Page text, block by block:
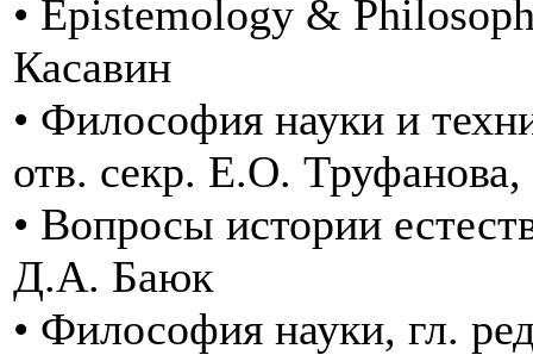
• Epistemology &
Касавин
• Философия науки и
отв. секр. Е.О. Труфанова,
• Вопросы истории
Д.А. Баюк
• Философия науки, гл.